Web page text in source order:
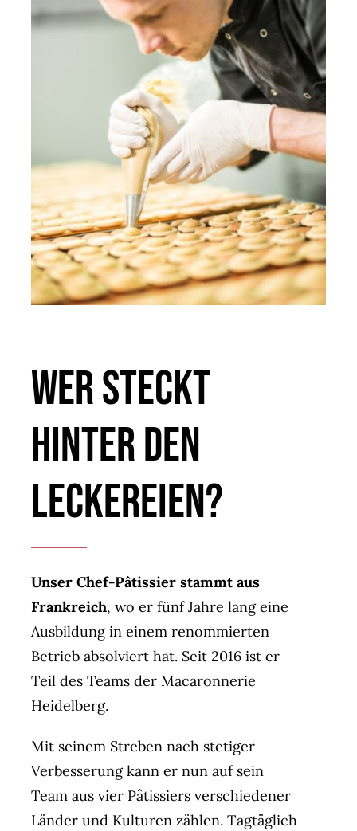
Wer steckt
hinter den
Leckereien?
Unser Chef-Pâtissier stammt aus
Frankreich, wo er fünf Jahre lang eine
Ausbildung in einem renommierten
Betrieb absolviert hat. Seit 2016 ist er
Teil des Teams der Macaronnerie
Heidelberg.
Mit seinem Streben nach stetiger
Verbesserung kann er nun auf sein
Team aus vier Pâtissiers verschiedener
Länder und Kulturen zählen. Tagtäglich